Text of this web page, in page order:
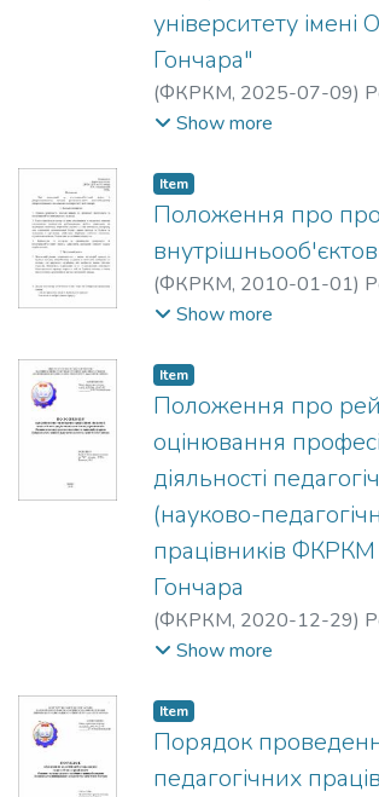
університету імені
Гончара"
(ФКРКМ, 2025-07-09)
Олександр Михайлович
Show more
Item
Положення про
(ФКРКМ, 2010-01-01)
Олександр Михайлович
Show more
Item
Положення про
оцінювання
діяльності
(науково-
працівників
Гончара
(ФКРКМ, 2020-12-29)
Олександр Михайлович
Show more
Item
Порядок
педагогічних